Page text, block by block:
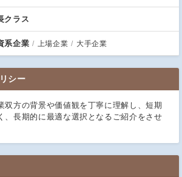
クラス
系企業 上場企業 大手企業
シー
双方の背景や価値観を丁寧に理解し、短期
、長期的に最適な選択となるご紹介をさせ